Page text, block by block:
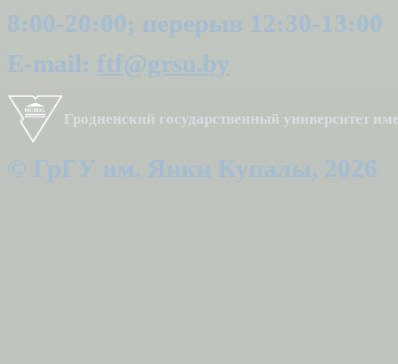
8:00-20:00; перерыв 12:30-13:00
E-mail: ftf@grsu.by
Гродненский государственный университет
© ГрГУ им. Янки Купалы, 2026